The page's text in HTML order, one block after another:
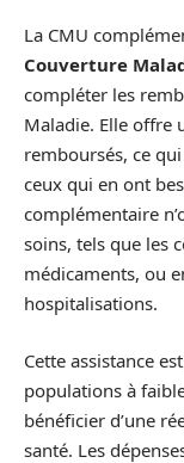
La CMU
Couverture
compléter les
Maladie. Elle offre
remboursés, ce
ceux qui en ont
complémentaire
soins, tels que les
médicaments, ou
hospitalisations.
Cette assistance
populations à
bénéficier d’une
santé. Les